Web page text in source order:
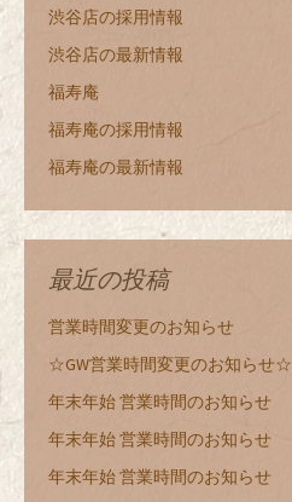
渋谷店の採用情報
渋谷店の最新情報
福寿庵
福寿庵の採用情報
福寿庵の最新情報
最近の投稿
営業時間変更のお知らせ
☆GW営業時間変更のお知らせ☆
年末年始 営業時間のお知らせ
年末年始 営業時間のお知らせ
年末年始 営業時間のお知らせ